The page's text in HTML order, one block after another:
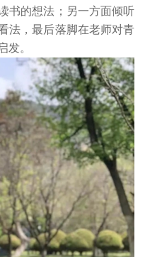
书的想法；另一方面倾听
法，最后落脚在老师对青
发。